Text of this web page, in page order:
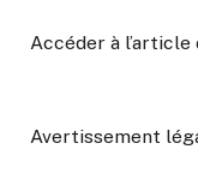
Accéder à
Avertissement